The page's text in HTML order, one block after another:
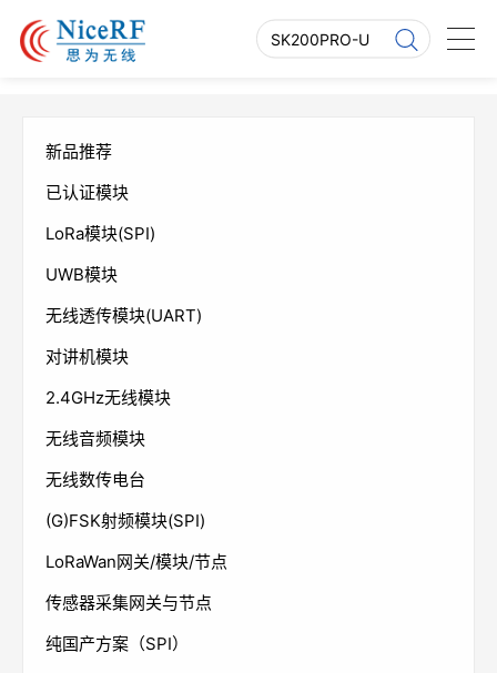
新品推荐
已认证模块
LoRa模块(SPI)
UWB模块
无线透传模块(UART)
对讲机模块
2.4GHz无线模块
无线音频模块
无线数传电台
(G)FSK射频模块(SPI)
LoRaWan网关/模块/节点
传感器采集网关与节点
纯国产方案（SPI）